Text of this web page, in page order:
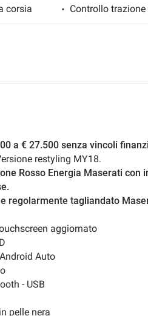
corsia Controllo trazione
Luci diurne
a € 27.500 senza vincoli
restyling MY18.
Rosso Energia Maserati
regolarmente tagliandato
aggiornato
Auto
- USB
pelle nera